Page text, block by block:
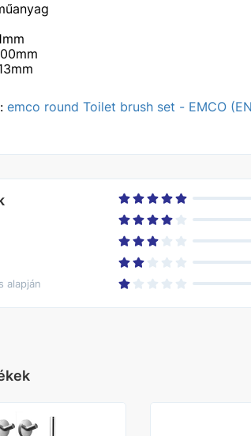
emco round Toilet brush set - EMCO
alapján